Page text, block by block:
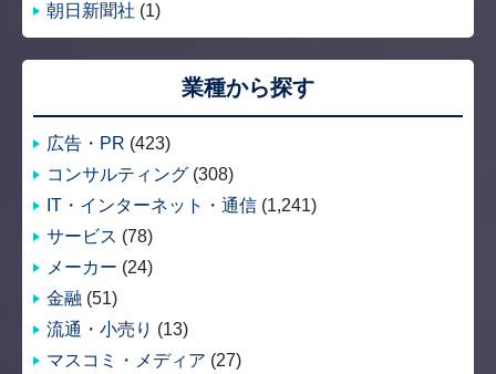
朝日新聞社 (1)
業種から探す
広告・PR (423)
コンサルティング (308)
IT・インターネット・通信 (1,241)
サービス (78)
メーカー (24)
金融 (51)
流通・小売り (13)
マスコミ・メディア (27)